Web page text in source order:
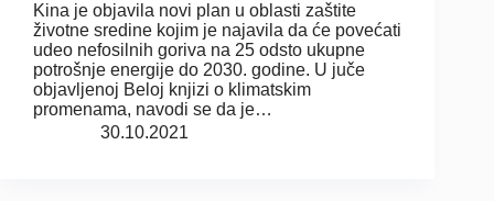
Kina je objavila novi plan u oblasti zaštite
životne sredine kojim je najavila da će povećati
udeo nefosilnih goriva na 25 odsto ukupne
potrošnje energije do 2030. godine. U juče
objavljenoj Beloj knjizi o klimatskim
promenama, navodi se da je…
30.10.2021